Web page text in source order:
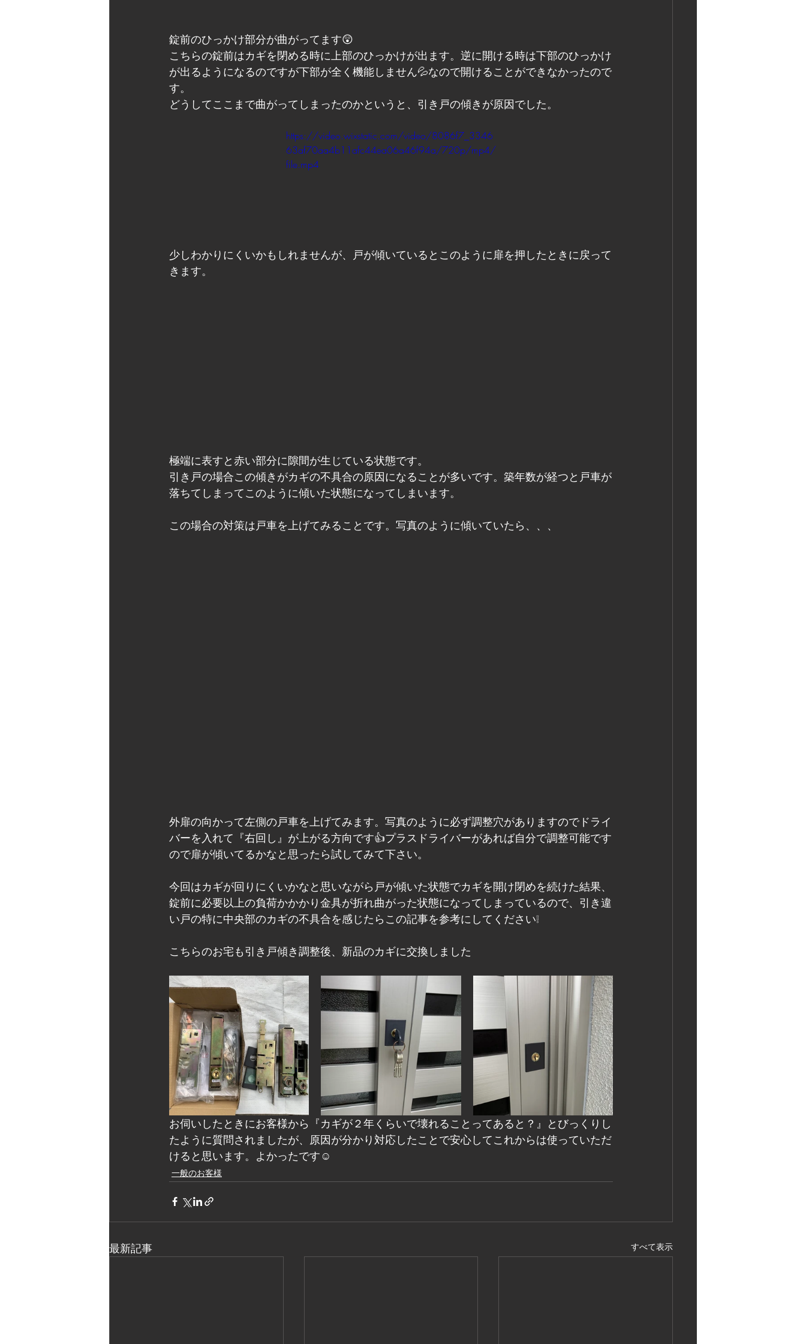
錠前のひっかけ部分が曲がってます😲
こちらの錠前はカギを閉める時に上部のひっかけが出ます。逆に開ける時は下部のひっかけ
が出るようになるのですが下部が全く機能しません💦なので開けることができなかったので
す。
どうしてここまで曲がってしまったのかというと、引き戸の傾きが原因でした。
https://video.wixstatic.com/video/8086f7_3346
63af70aa4b11afc44ea06a46f94a/720p/mp4/
file.mp4
少しわかりにくいかもしれませんが、戸が傾いているとこのように扉を押したときに戻って
きます。
極端に表すと赤い部分に隙間が生じている状態です。
引き戸の場合この傾きがカギの不具合の原因になることが多いです。築年数が経つと戸車が
落ちてしまってこのように傾いた状態になってしまいます。
この場合の対策は戸車を上げてみることです。写真のように傾いていたら、、、
外扉の向かって左側の戸車を上げてみます。写真のように必ず調整穴がありますのでドライ
バーを入れて『右回し』が上がる方向です👍プラスドライバーがあれば自分で調整可能です
ので扉が傾いてるかなと思ったら試してみて下さい。
今回はカギが回りにくいかなと思いながら戸が傾いた状態でカギを開け閉めを続けた結果、
錠前に必要以上の負荷かかかり金具が折れ曲がった状態になってしまっているので、引き違
い戸の特に中央部のカギの不具合を感じたらこの記事を参考にしてください❕
こちらのお宅も引き戸傾き調整後、新品のカギに交換しました
お伺いしたときにお客様から『カギが２年くらいで壊れることってあると？』とびっくりし
たように質問されましたが、原因が分かり対応したことで安心してこれからは使っていただ
けると思います。よかったです☺
一般のお客様
最新記事 すべて表示